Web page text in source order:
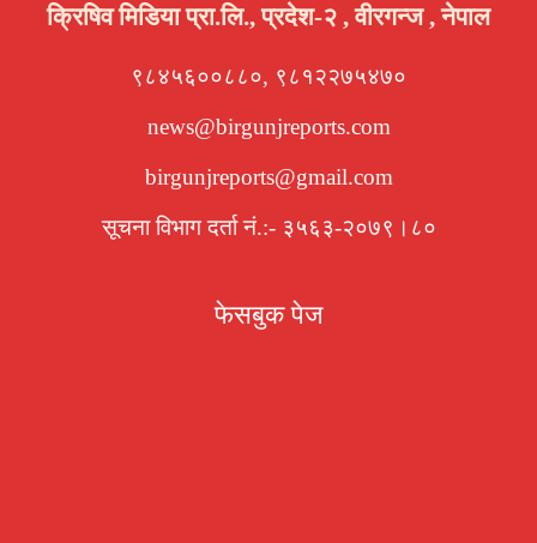
क्रिषिव मिडिया प्रा.लि., प्रदेश-२ , वीरगन्ज , नेपाल
९८४५६००८८०, ९८१२२७५४७०
news@birgunjreports.com
birgunjreports@gmail.com
सूचना विभाग दर्ता नं.:- ३५६३-२०७९।८०
फेसबुक पेज